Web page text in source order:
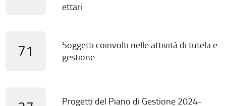
ettari
71
Soggetti coinvolti nelle attività di tutela e
gestione
Progetti del Piano di Gestione 2024-